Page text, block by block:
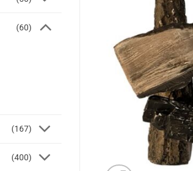
(60)
(167)
(400)